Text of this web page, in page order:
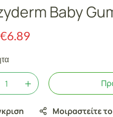
Baby
€6.89
Μοιραστείτε το